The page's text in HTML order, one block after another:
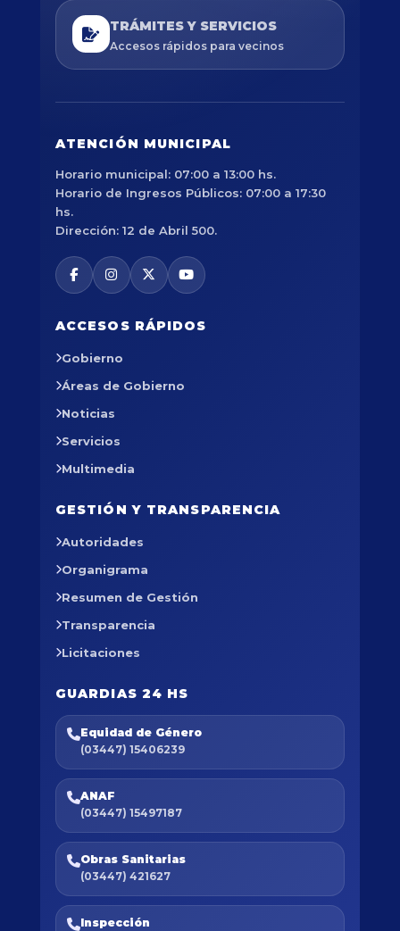
TRÁMITES Y SERVICIOS
Accesos rápidos para vecinos
ATENCIÓN MUNICIPAL
Horario municipal: 07:00 a 13:00 hs.
Horario de Ingresos Públicos: 07:00 a 17:30
hs.
Dirección: 12 de Abril 500.
ACCESOS RÁPIDOS
Gobierno
Áreas de Gobierno
Noticias
Servicios
Multimedia
GESTIÓN Y TRANSPARENCIA
Autoridades
Organigrama
Resumen de Gestión
Transparencia
Licitaciones
GUARDIAS 24 HS
Equidad de Género
(03447) 15406239
ANAF
(03447) 15497187
Obras Sanitarias
(03447) 421627
Inspección